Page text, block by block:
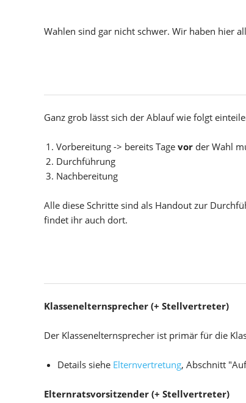
Wahlen sind gar nicht schwer. Wir haben hier
Ganz grob lässt sich der Ablauf wie folgt
Vorbereitung -> bereits Tage vor der Wahl
Durchführung
Nachbereitung
Alle diese Schritte sind als Handout zur
findet ihr auch dort.
Klassenelternsprecher (+ Stellvertreter)
Der Klassenelternsprecher ist primär für die
Details siehe Elternvertretung, Abschnitt
Elternratsvorsitzender (+ Stellvertreter)